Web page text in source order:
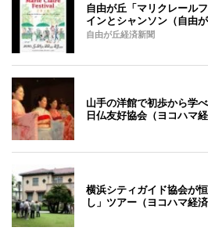
自由が丘「マリクレール
インとシャンソン（自由が
自由が丘経済新聞
山手の洋館で初歩から学
日仏友好協会（ヨコハマ経
横浜シティガイド協会が
し」ツアー（ヨコハマ経済